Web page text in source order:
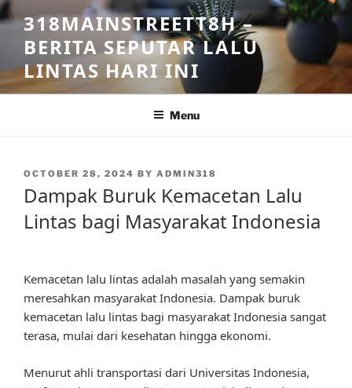
Skip
to
content
318MAINSTREETT8H –
BERITA SEPUTAR LALU
LINTAS HARI INI
Menu
POSTED
OCTOBER 28, 2024 BY ADMIN318
Dampak Buruk Kemacetan Lalu
Lintas bagi Masyarakat Indonesia
Kemacetan lalu lintas adalah masalah yang semakin
meresahkan masyarakat Indonesia. Dampak buruk
kemacetan lalu lintas bagi masyarakat Indonesia sangat
terasa, mulai dari kesehatan hingga ekonomi.
Menurut ahli transportasi dari Universitas Indonesia,